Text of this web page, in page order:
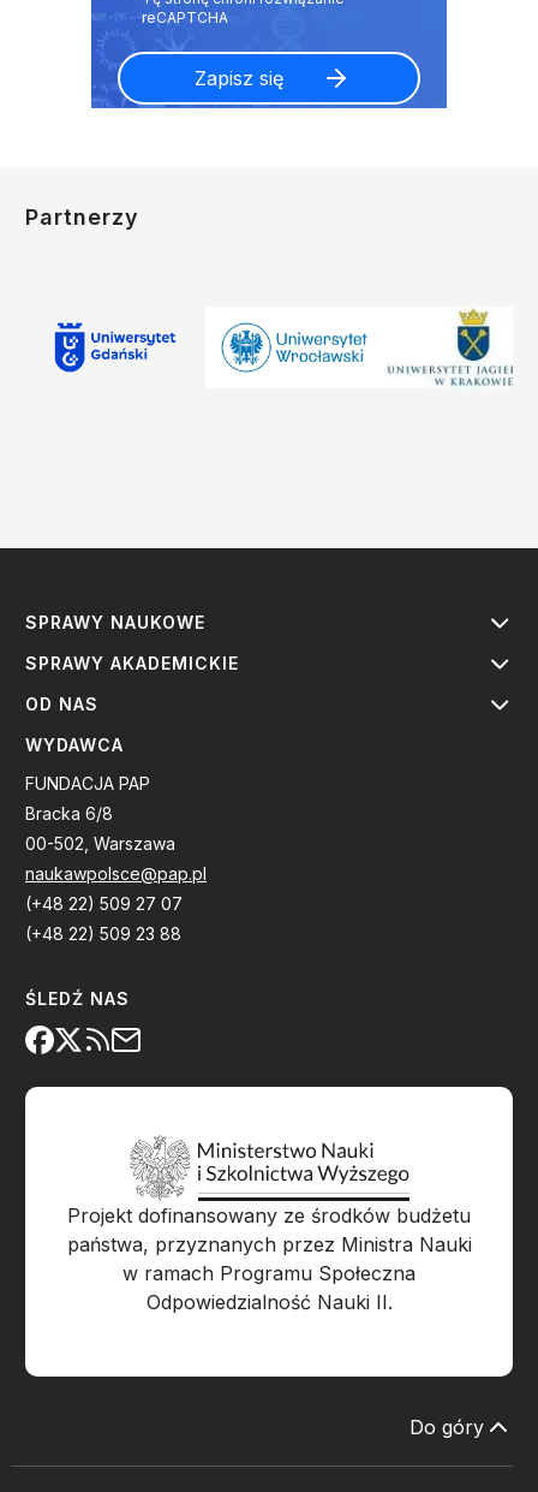
Partnerzy
SPRAWY NAUKOWE
SPRAWY AKADEMICKIE
OD NAS
WYDAWCA
FUNDACJA PAP
Bracka 6/8
00-502, Warszawa
naukawpolsce@pap.pl
(+48 22) 509 27 07
(+48 22) 509 23 88
ŚLEDŹ NAS
Projekt dofinansowany ze środków budżetu
państwa, przyznanych przez Ministra Nauki
w ramach Programu Społeczna
Odpowiedzialność Nauki II.
Do góry